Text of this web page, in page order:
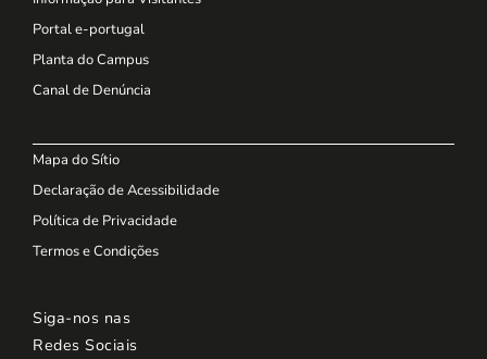
Portal e-portugal
Planta do Campus
Canal de Denúncia
Mapa do Sítio
Declaração de Acessibilidade
Política de Privacidade
Termos e Condições
Siga-nos nas
Redes Sociais